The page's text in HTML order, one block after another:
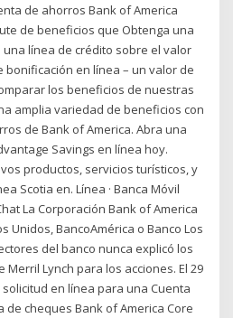
de ahorros Bank of America
de beneficios que Obtenga una
línea de crédito sobre el valor
bonificación en línea – un valor de
los beneficios de nuestras
amplia variedad de beneficios con
de Bank of America. Abra una
Savings en línea hoy.
productos, servicios turísticos, y
Scotia en. Línea · Banca Móvil
La Corporación Bank of America
Unidos, BancoAmérica o Banco Los
del banco nunca explicó los
Lynch para los acciones.​ El 29
en línea para una Cuenta
de cheques Bank of America Core